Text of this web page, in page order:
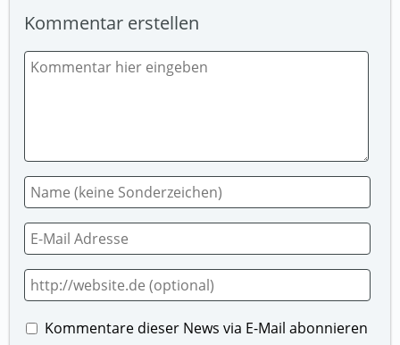
Kommentar erstellen
Kommentare dieser News via E-Mail abonnieren